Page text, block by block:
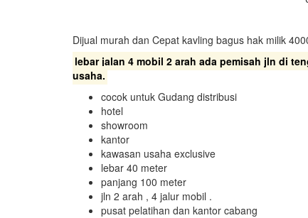
Dijual murah dan Cepat kavling bagus hak milik
lebar jalan 4 mobil 2 arah ada pemisah jln di
usaha.
cocok untuk Gudang distribusi
hotel
showroom
kantor
kawasan usaha exclusive
lebar 40 meter
panjang 100 meter
jln 2 arah , 4 jalur mobil .
pusat pelatihan dan kantor cabang